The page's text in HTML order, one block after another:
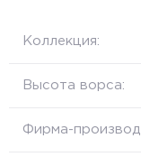
Коллекция:
Высота ворса:
Фирма-